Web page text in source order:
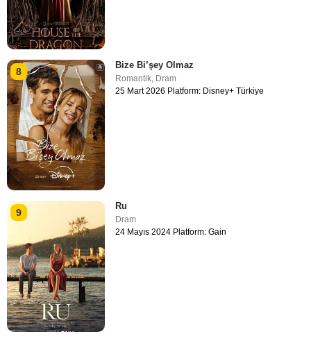
8
Bize Bi’şey Olmaz
Romantik, Dram
25 Mart 2026 Platform: Disney+ Türkiye
9
Ru
Dram
24 Mayıs 2024 Platform: Gain